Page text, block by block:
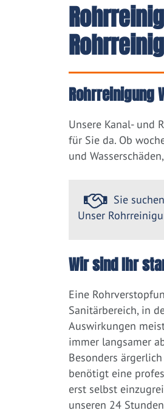
Rohrreinigung
Unsere Kanal- und
für Sie da. Ob
und
Sie
Unser
Wir sind Ihr
Eine
Sanitärbereich, in
Auswirkungen
immer langsamer
Besonders
benötigt eine
erst selbst
unseren 24